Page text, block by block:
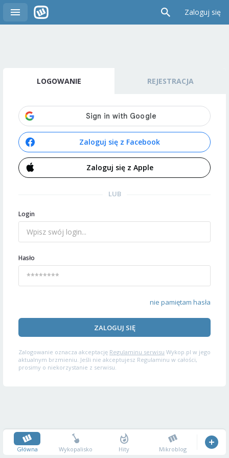
Zaloguj się
LOGOWANIE REJESTRACJA
Zaloguj się z Facebook
Zaloguj się z Apple
LUB
Login
Hasło
nie pamiętam hasła
ZALOGUJ SIĘ
Zalogowanie oznacza akceptację Regulaminu serwisu Wykop.pl w jego
aktualnym brzmieniu. Jeśli nie akceptujesz Regulaminu w całości,
prosimy o niekorzystanie z serwisu.
Główna Wykopalisko Hity Mikroblog